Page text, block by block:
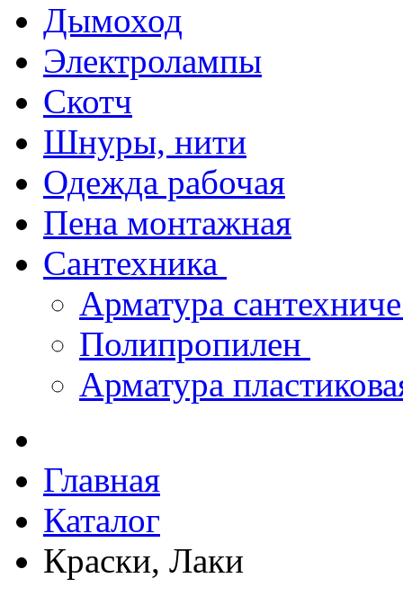
Дымоход
Электролампы
Скотч
Шнуры, нити
Одежда рабочая
Пена монтажная
Сантехника
Арматура
Полипропилен
Арматура
Главная
Каталог
Краски, Лаки